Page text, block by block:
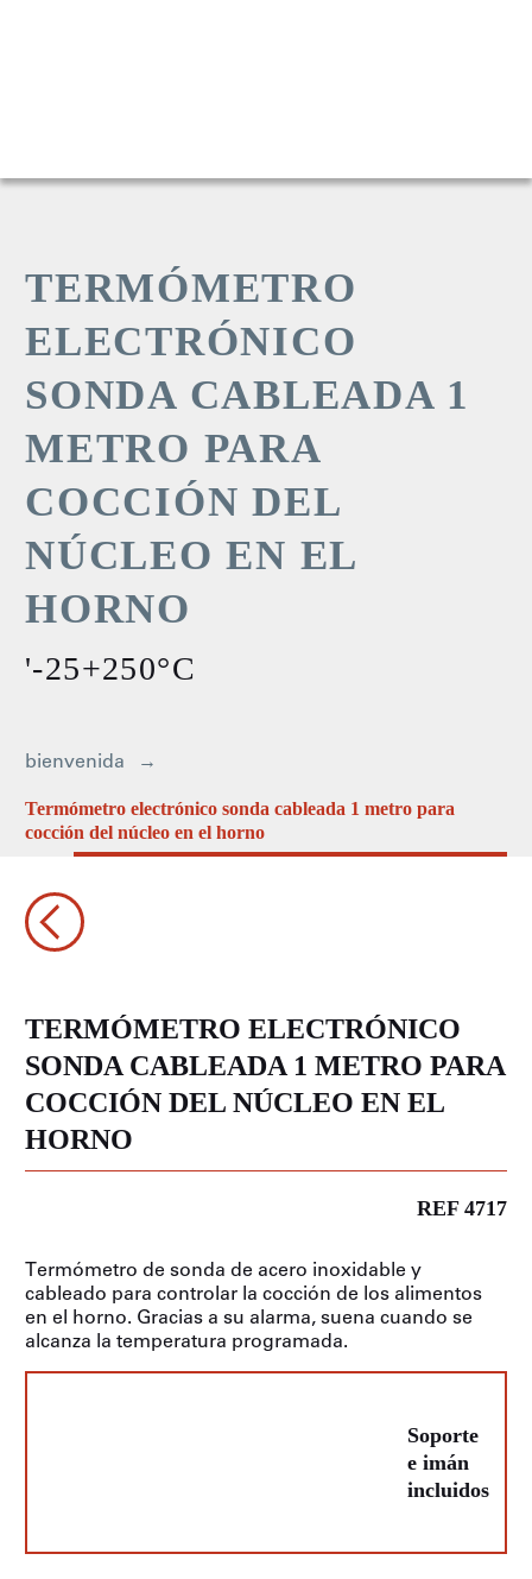
TERMÓMETRO
ELECTRÓNICO
SONDA CABLEADA 1
METRO PARA
COCCIÓN DEL
NÚCLEO EN EL
HORNO
'-25+250°C
bienvenida
Termómetro electrónico sonda cableada 1 metro para
cocción del núcleo en el horno
TERMÓMETRO ELECTRÓNICO
SONDA CABLEADA 1 METRO PARA
COCCIÓN DEL NÚCLEO EN EL
HORNO
REF 4717
Termómetro de sonda de acero inoxidable y
cableado para controlar la cocción de los alimentos
en el horno. Gracias a su alarma, suena cuando se
alcanza la temperatura programada.
Soporte
e imán
incluidos